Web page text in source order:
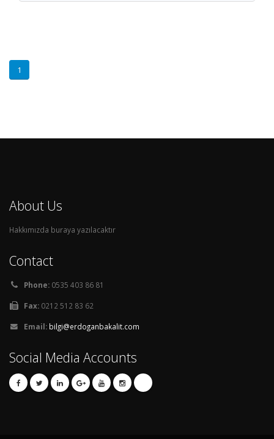
1
About Us
Hakkımızda buraya yazılacaktır
Contact
Phone: 0535 403 86 81
Fax: 0212 512 83 62
Email: bilgi@erdoganbakalit.com
Social Media Accounts